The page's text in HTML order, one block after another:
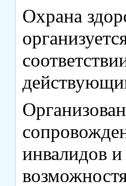
Охрана
инвалидов